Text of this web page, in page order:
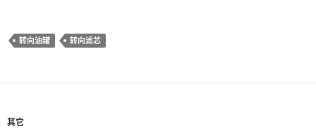
转向油罐 转向滤芯
其它